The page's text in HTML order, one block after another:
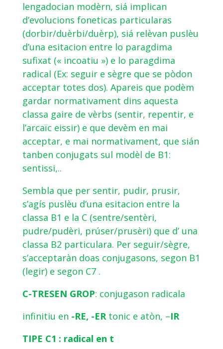
lengadocian modèrn, siá implican
d’evolucions foneticas particularas
(dorbir/duèrbi/duèrp), siá relèvan puslèu
d’una esitacion entre lo paragdima
sufixat (« incoatiu ») e lo paragdima
radical (Ex: seguir e sègre que se pòdon
acceptar totes dos). Apareis que podèm
gardar normativament dins aquesta
classa gaire de vèrbs (sentir, repentir, e
l’arcaïc eissir) e que devèm en mai
acceptar, e mai normativament, que sián
tanben conjugats sul modèl de B1:
sentissi,..
Sembla que per sentir, pudir, prusir,
s’agís puslèu d’una esitacion entre la
classa B1 e la C (sentre/sentèri,
pudre/pudèri, prúser/prusèri) que d’ una
classa B2 particulara. Per seguir/sègre,
s’acceptaràn doas conjugasons, segon B1
(legir) e segon C7 .
C-TRESEN GROP: conjugason radicala
infinitiu en -RE, -ERtonic e atòn, –IR
TIPE C1 : radical en t